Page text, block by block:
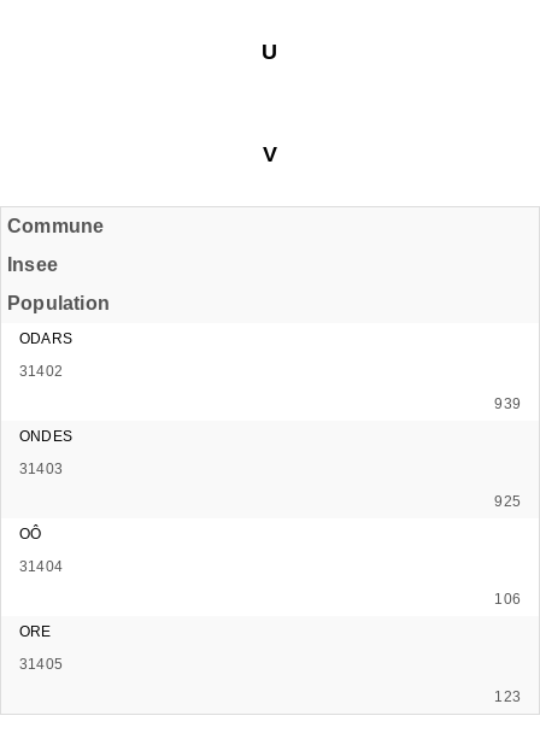
U
V
Commune
Insee
Population
ODARS
31402
939
ONDES
31403
925
OÔ
31404
106
ORE
31405
123